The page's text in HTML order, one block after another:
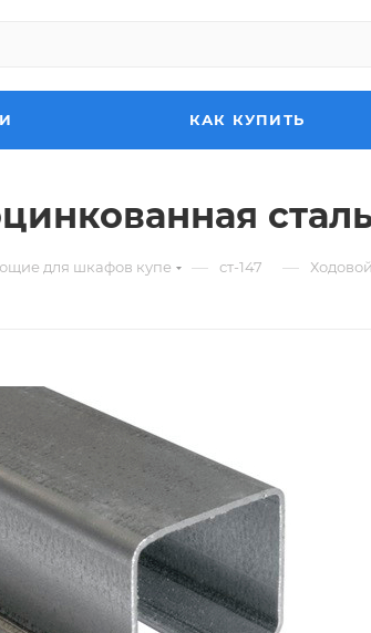
КАК КУПИТЬ
для шкафов купе — ст-147 —